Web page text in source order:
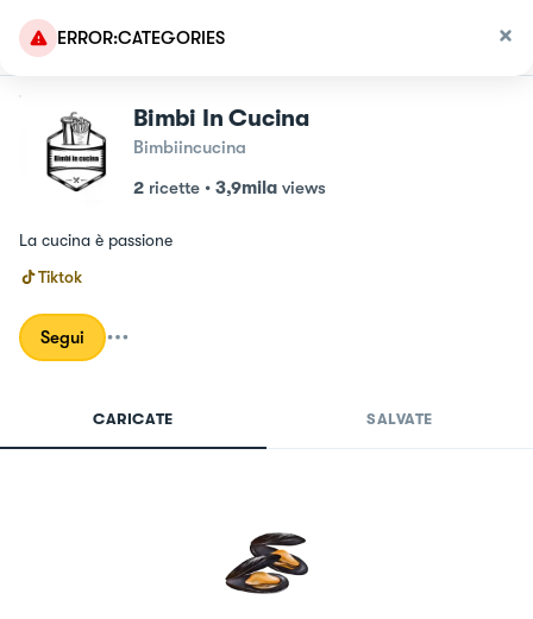
ERROR:CATEGORIES
Bimbi In Cucina
Bimbiincucina
2 ricette • 3,9mila views
La cucina è passione
Tiktok
Segui
CARICATE SALVATE